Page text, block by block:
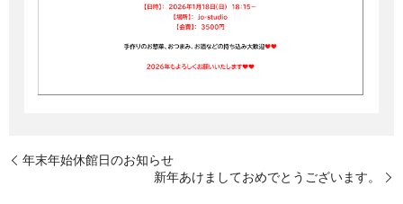
年末年始休館日のお知らせ
新年あけましておめでとうございます。